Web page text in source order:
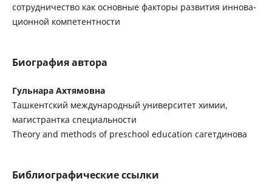
сотрудничество как основные факторы развития иннова-
ционной компетентности
Биография автора
Гульнара Ахтямовна
Ташкентский международный университет химии,
магистрантка специальности
Theory and methods of preschool education сагетдинова
Библиографические ссылки